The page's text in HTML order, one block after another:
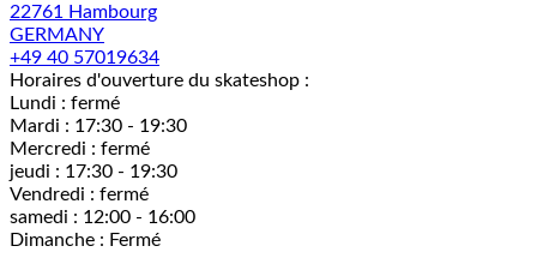
22761 Hambourg
GERMANY
+49 40 57019634
Horaires d'ouverture du skateshop :
Lundi : fermé
Mardi : 17:30 - 19:30
Mercredi : fermé
jeudi : 17:30 - 19:30
Vendredi : fermé
samedi : 12:00 - 16:00
Dimanche : Fermé